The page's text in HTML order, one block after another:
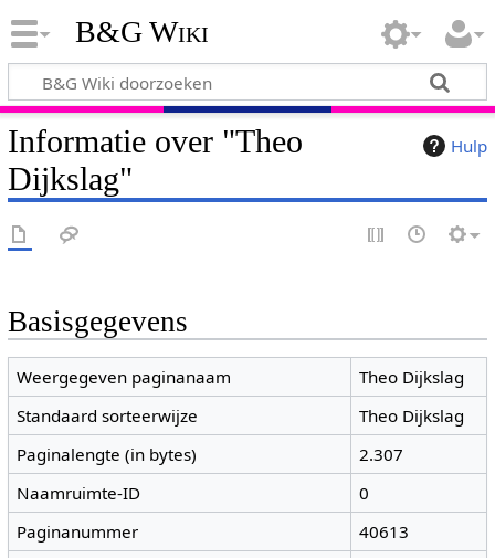
B&G Wiki
Hulp
Informatie over "Theo
Dijkslag"
Basisgegevens
Weergegeven paginanaam
Theo Dijkslag
Standaard sorteerwijze
Theo Dijkslag
Paginalengte (in bytes)
2.307
Naamruimte-ID
0
Paginanummer
40613